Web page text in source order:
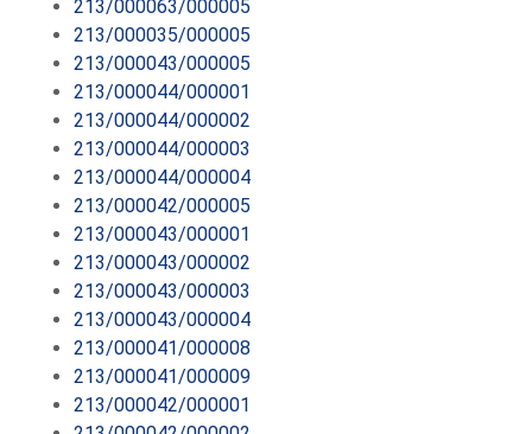
213/000063/000005
213/000035/000005
213/000043/000005
213/000044/000001
213/000044/000002
213/000044/000003
213/000044/000004
213/000042/000005
213/000043/000001
213/000043/000002
213/000043/000003
213/000043/000004
213/000041/000008
213/000041/000009
213/000042/000001